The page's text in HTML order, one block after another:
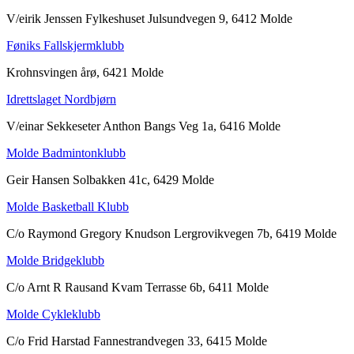
V/eirik Jenssen Fylkeshuset Julsundvegen 9, 6412 Molde
Føniks Fallskjermklubb
Krohnsvingen årø, 6421 Molde
Idrettslaget Nordbjørn
V/einar Sekkeseter Anthon Bangs Veg 1a, 6416 Molde
Molde Badmintonklubb
Geir Hansen Solbakken 41c, 6429 Molde
Molde Basketball Klubb
C/o Raymond Gregory Knudson Lergrovikvegen 7b, 6419 Molde
Molde Bridgeklubb
C/o Arnt R Rausand Kvam Terrasse 6b, 6411 Molde
Molde Cykleklubb
C/o Frid Harstad Fannestrandvegen 33, 6415 Molde